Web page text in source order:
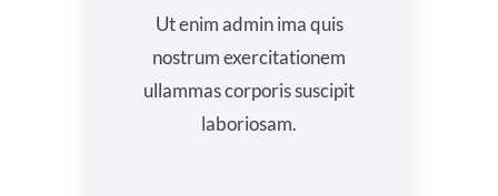
Ut enim admin ima quis
nostrum exercitationem
ullammas corporis suscipit
laboriosam.